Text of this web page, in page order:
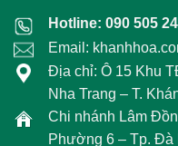
Hotline: 090 505
Email:
Địa chỉ: Ô 15 Khu
Nha Trang – T.
Chi nhánh Lâm
Phường 6 – Tp. Đà